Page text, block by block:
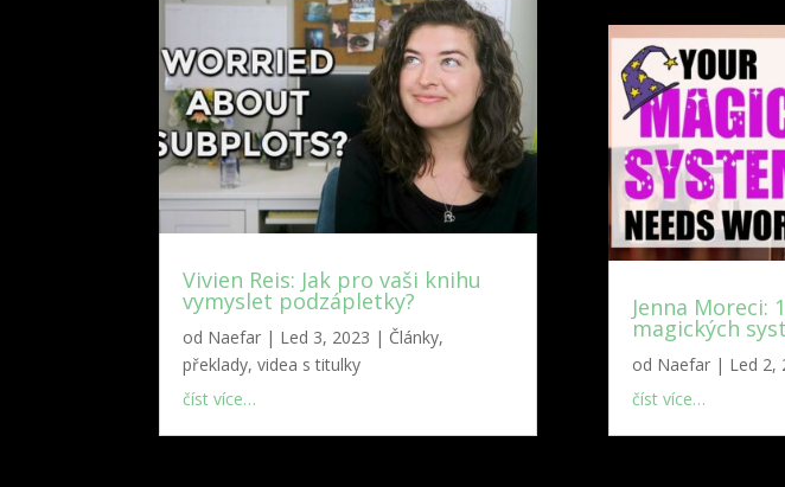
Vivien Reis: Jak pro vaši knihu
vymyslet podzápletky?
od Naefar | Led 3, 2023 | Články,
překlady, videa s titulky
číst více…
Jenna Moreci:
magických
od Naefar| Led 2,
číst více…